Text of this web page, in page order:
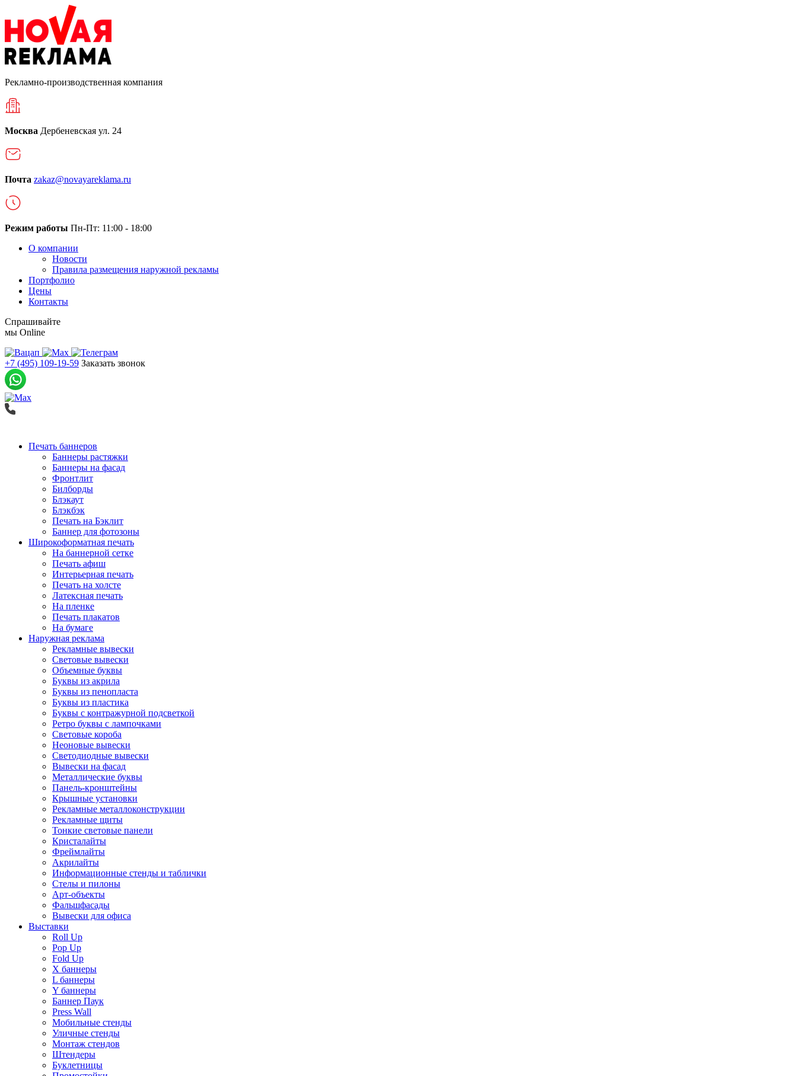
Рекламно-производственная компания
Москва Дербеневская ул. 24
Почта zakaz@novayareklama.ru
Режим работы Пн-Пт: 11:00 - 18:00
О компании
Новости
Правила размещения наружной рекламы
Портфолио
Цены
Контакты
Спрашивайте
мы Online
+7 (495) 109-19-59 Заказать звонок
Печать баннеров
Баннеры растяжки
Баннеры на фасад
Фронтлит
Билборды
Блэкаут
Блэкбэк
Печать на Бэклит
Баннер для фотозоны
Широкоформатная печать
На баннерной сетке
Печать афиш
Интерьерная печать
Печать на холсте
Латексная печать
На пленке
Печать плакатов
На бумаге
Наружная реклама
Рекламные вывески
Световые вывески
Объемные буквы
Буквы из акрила
Буквы из пенопласта
Буквы из пластика
Буквы с контражурной подсветкой
Ретро буквы с лампочками
Световые короба
Неоновые вывески
Светодиодные вывески
Вывески на фасад
Металлические буквы
Панель-кронштейны
Крышные установки
Рекламные металлоконструкции
Рекламные щиты
Тонкие световые панели
Кристалайты
Фреймлайты
Акрилайты
Информационные стенды и таблички
Стелы и пилоны
Арт-объекты
Фальшфасады
Вывески для офиса
Выставки
Roll Up
Pop Up
Fold Up
Х баннеры
L баннеры
Y баннеры
Баннер Паук
Press Wall
Мобильные стенды
Уличные стенды
Монтаж стендов
Штендеры
Буклетницы